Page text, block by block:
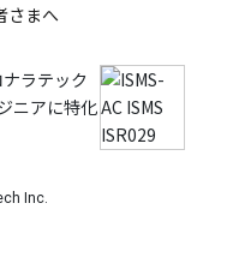
さまへ
Inc.